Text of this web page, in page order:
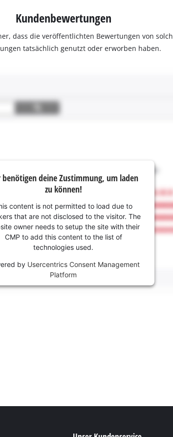
Kundenbewertungen
dass die veröffentlichten Bewertungen von
tatsächlich genutzt oder erworben haben.
benötigen deine Zustimmung, um laden
zu können!
content is not permitted to load due to
that are not disclosed to the visitor. The
owner needs to setup the site with their
CMP to add this content to the list of
technologies used.
by Usercentrics Consent Management
Platform